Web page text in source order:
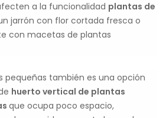
a la funcionalidad plantas de
jarrón con flor cortada fresca o
con macetas de plantas
pequeñas también es una opción
huerto vertical de plantas
que ocupa poco espacio,